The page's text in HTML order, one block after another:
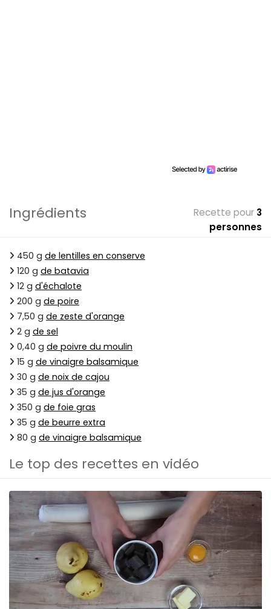
Ingrédients Recette pour 3
personnes
450 g de lentilles en conserve
120 g de batavia
12 g d'échalote
200 g de poire
7,50 g de zeste d'orange
2 g de sel
0,40 g de poivre du moulin
15 g de vinaigre balsamique
30 g de noix de cajou
35 g de jus d'orange
350 g de foie gras
35 g de beurre extra
80 g de vinaigre balsamique
Le top des recettes en vidéo